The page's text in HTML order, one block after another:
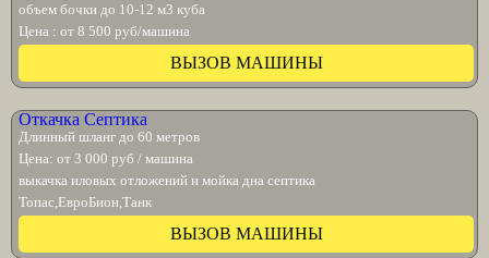
объем бочки до 10-12 м3 куба
Цена : от 8 500 руб/машина
ВЫЗОВ МАШИНЫ
Откачка Септика
Длинный шланг до 60 метров
Цена: от 3 000 руб / машина
выкачка иловых отложений и мойка дна септика
Топас,ЕвроБион,Танк
ВЫЗОВ МАШИНЫ